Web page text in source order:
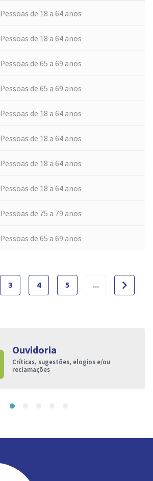
Pessoas de 18 a 64 anos
Pessoas de 18 a 64 anos
Pessoas de 65 a 69 anos
Pessoas de 65 a 69 anos
Pessoas de 18 a 64 anos
Pessoas de 18 a 64 anos
Pessoas de 18 a 64 anos
Pessoas de 18 a 64 anos
Pessoas de 75 a 79 anos
Pessoas de 65 a 69 anos
3 4 5 ... navigate_next
Ouvidoria
Críticas, sugestões, elogios e/ou
reclamações